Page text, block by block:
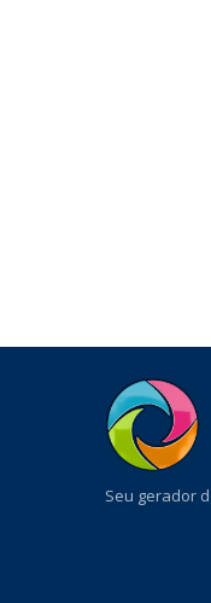
Seu gerador